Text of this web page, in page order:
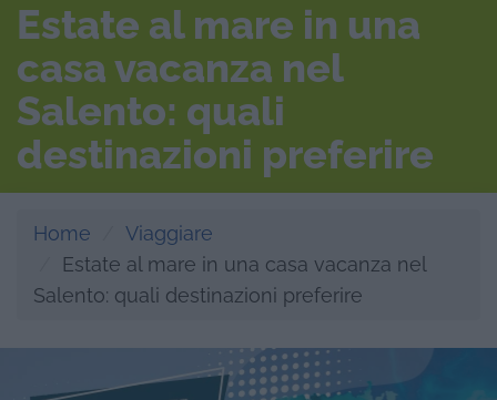
Estate al mare in una
casa vacanza nel
Salento: quali
destinazioni preferire
Home
Viaggiare
Estate al mare in una casa vacanza nel
Salento: quali destinazioni preferire